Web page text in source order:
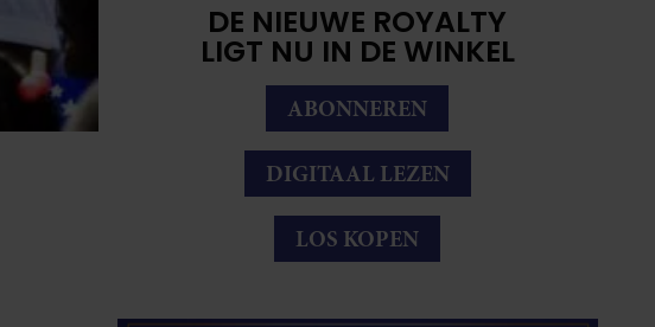
DE NIEUWE ROYALTY
LIGT NU IN DE WINKEL
ABONNEREN
DIGITAAL LEZEN
LOS KOPEN